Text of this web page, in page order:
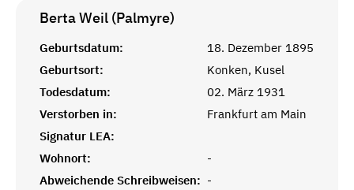
Berta Weil (Palmyre)
Geburtsdatum:
18. Dezember 1895
Geburtsort:
Konken, Kusel
Todesdatum:
02. März 1931
Verstorben in:
Frankfurt am Main
Signatur LEA:
Wohnort:
-
Abweichende Schreibweisen: -